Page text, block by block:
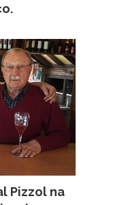
Pizzol na